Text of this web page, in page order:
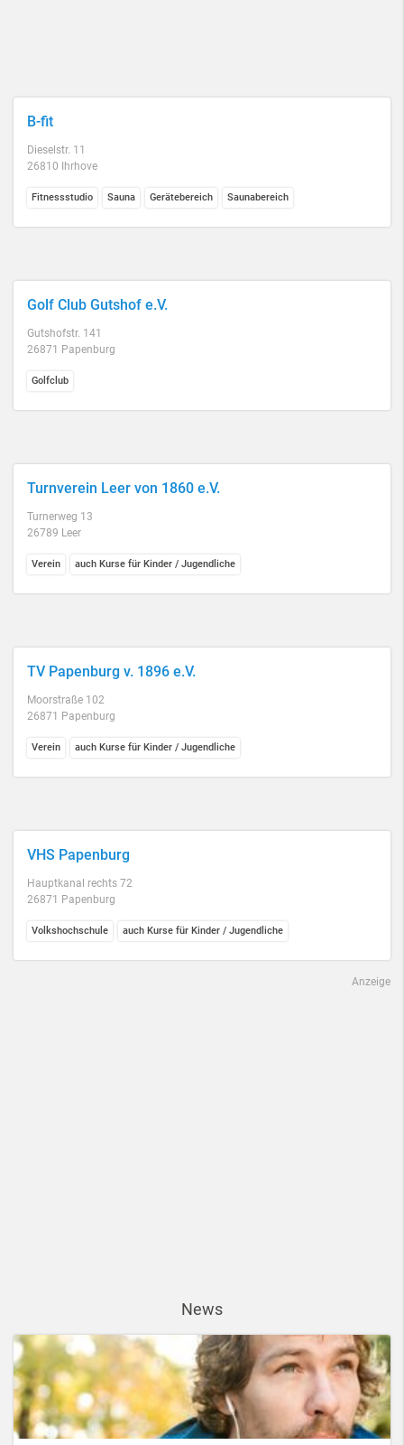
B-fit
Dieselstr. 11
26810 Ihrhove
Fitnessstudio Sauna Gerätebereich Saunabereich
Golf Club Gutshof e.V.
Gutshofstr. 141
26871 Papenburg
Golfclub
Turnverein Leer von 1860 e.V.
Turnerweg 13
26789 Leer
Verein auch Kurse für Kinder / Jugendliche
TV Papenburg v. 1896 e.V.
Moorstraße 102
26871 Papenburg
Verein auch Kurse für Kinder / Jugendliche
VHS Papenburg
Hauptkanal rechts 72
26871 Papenburg
Volkshochschule auch Kurse für Kinder / Jugendliche
Anzeige
News